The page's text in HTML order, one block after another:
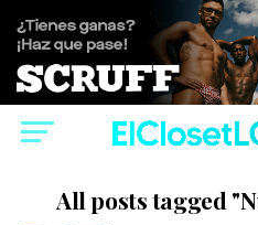
All posts tagged